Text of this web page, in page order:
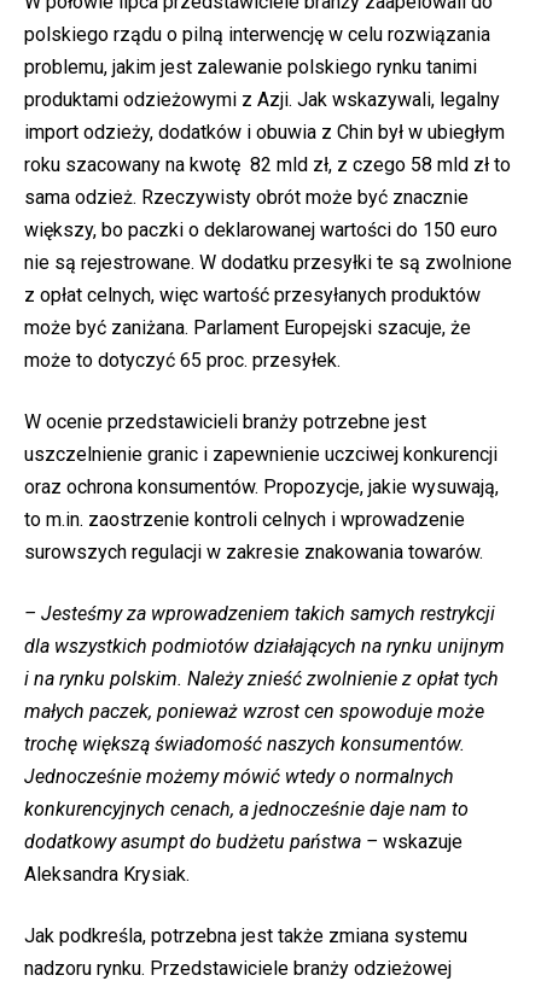
polskiego rządu o pilną interwencję w celu rozwiązania
problemu, jakim jest zalewanie polskiego rynku tanimi
produktami odzieżowymi z Azji. Jak wskazywali, legalny
import odzieży, dodatków i obuwia z Chin był w ubiegłym
roku szacowany na kwotę 82 mld zł, z czego 58 mld zł to
sama odzież. Rzeczywisty obrót może być znacznie
większy, bo paczki o deklarowanej wartości do 150 euro
nie są rejestrowane. W dodatku przesyłki te są zwolnione
z opłat celnych, więc wartość przesyłanych produktów
może być zaniżana. Parlament Europejski szacuje, że
może to dotyczyć 65 proc. przesyłek.
W ocenie przedstawicieli branży potrzebne jest
uszczelnienie granic i zapewnienie uczciwej konkurencji
oraz ochrona konsumentów. Propozycje, jakie wysuwają,
to m.in. zaostrzenie kontroli celnych i wprowadzenie
surowszych regulacji w zakresie znakowania towarów.
– Jesteśmy za wprowadzeniem takich samych restrykcji
dla wszystkich podmiotów działających na rynku unijnym
i na rynku polskim. Należy znieść zwolnienie z opłat tych
małych paczek, ponieważ wzrost cen spowoduje może
trochę większą świadomość naszych konsumentów.
Jednocześnie możemy mówić wtedy o normalnych
konkurencyjnych cenach, a jednocześnie daje nam to
dodatkowy asumpt do budżetu państwa – wskazuje
Aleksandra Krysiak.
Jak podkreśla, potrzebna jest także zmiana systemu
nadzoru rynku. Przedstawiciele branży odzieżowej